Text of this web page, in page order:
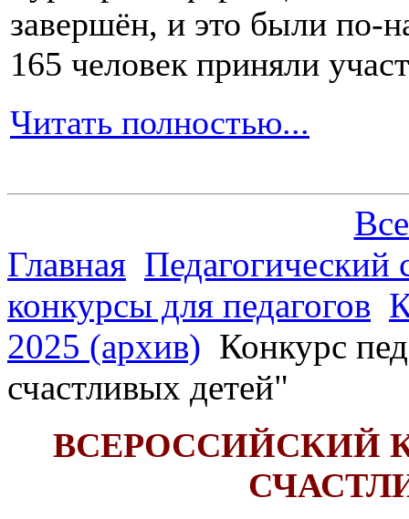
завершён, и это были по-
165 человек приняли
Читать полностью...
Главная
конкурсы для педагогов
2025 (архив) Конкурс
счастливых детей"
ВСЕРОССИЙСКИЙ